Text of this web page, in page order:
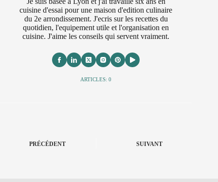
cuisine d'essai pour une maison d'edition culinaire
du 2e arrondissement. J'ecris sur les recettes du
quotidien, l'equipement utile et l'organisation en
cuisine. J'aime les conseils qui servent vraiment.
ARTICLES: 0
PRÉCÉDENT SUIVANT